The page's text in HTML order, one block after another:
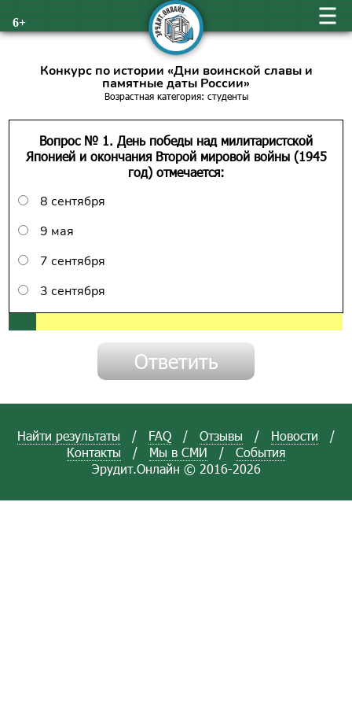
6+
Конкурс по истории «Дни воинской славы и
памятные даты России»
Возрастная категория: студенты
Вопрос № 1. День победы над милитаристской
Японией и окончания Второй мировой войны (1945
год) отмечается:
8 сентября
9 мая
7 сентября
3 сентября
Найти результаты / FAQ / Отзывы / Новости
/
Контакты
/ Мы в СМИ /
События
Эрудит.Онлайн © 2016-2026